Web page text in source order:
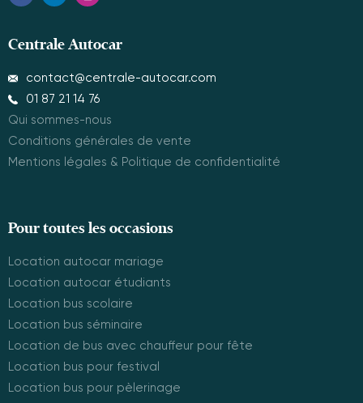
Centrale Autocar
contact@centrale-autocar.com
01 87 21 14 76
Qui sommes-nous
Conditions générales de vente
Mentions légales & Politique de confidentialité
Pour toutes les occasions
Location autocar mariage
Location autocar étudiants
Location bus scolaire
Location bus séminaire
Location de bus avec chauffeur pour fête
Location bus pour festival
Location bus pour pèlerinage